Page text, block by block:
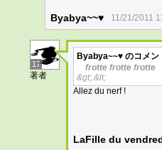
Byabya~~♥ 11/21/2011
17
著者
Byabya~~♥ のコメン
frotte frotte frotte
&gt;.&lt;
Allez du nerf !
LaFille du